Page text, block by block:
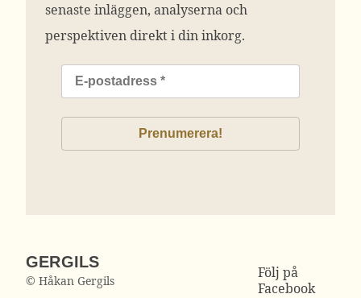
senaste inläggen, analyserna och
perspektiven direkt i din inkorg.
GERGILS
© Håkan Gergils
Följ på
Facebook